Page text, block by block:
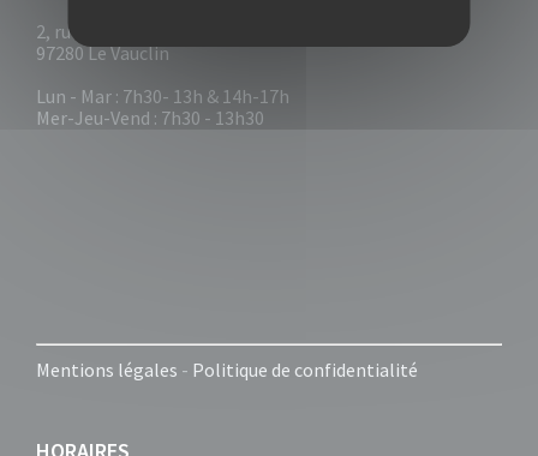
2, rue Collignon
97280 Le Vauclin
Lun - Mar : 7h30- 13h & 14h-17h
Mer-Jeu-Vend : 7h30 - 13h30
Mentions légales - Politique de confidentialité